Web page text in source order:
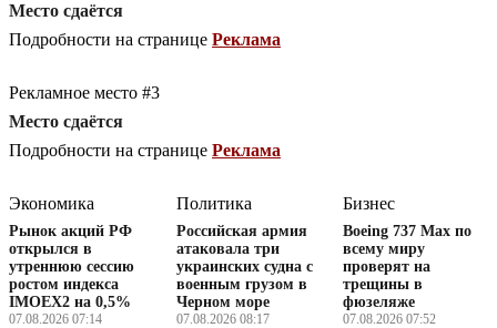
Место сдаётся
Подробности на странице Реклама
Рекламное место #3
Место сдаётся
Подробности на странице Реклама
Экономика
Рынок акций РФ
открылся в
утреннюю сессию
ростом индекса
IMOEX2 на 0,5%
07.08.2026 07:14
Политика
Российская армия
атаковала три
украинских судна с
военным грузом в
Черном море
07.08.2026 08:17
Бизнес
Boeing 737 Max по
всему миру
проверят на
трещины в
фюзеляже
07.08.2026 07:52